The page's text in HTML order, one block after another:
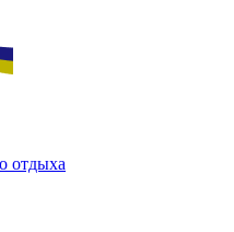
отдыха